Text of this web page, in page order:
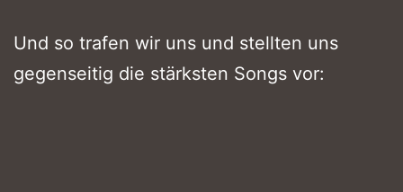
Und so trafen wir uns und stellten uns
gegenseitig die stärksten Songs vor: